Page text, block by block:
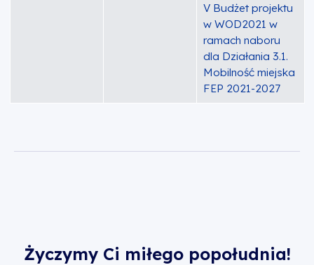
V Budżet projektu
w WOD2021 w
ramach naboru
dla Działania 3.1.
Mobilność miejska
FEP 2021-2027
Życzymy Ci miłego popołudnia!